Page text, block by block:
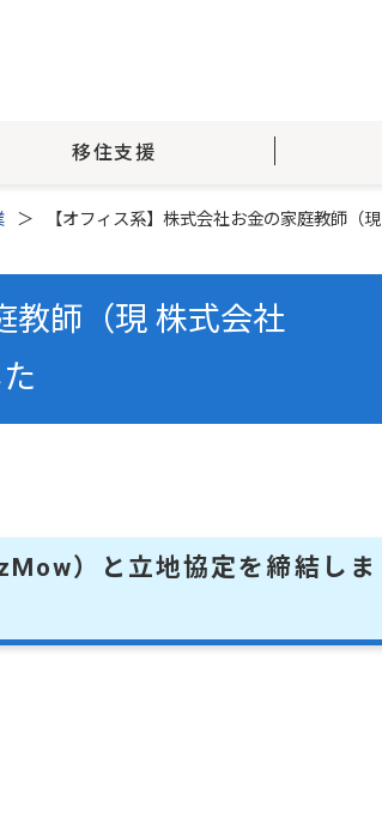
移住支援
【オフィス系】株式会社お金の家庭教師（
教師（現 株式会社
）と立地協定を締結しま